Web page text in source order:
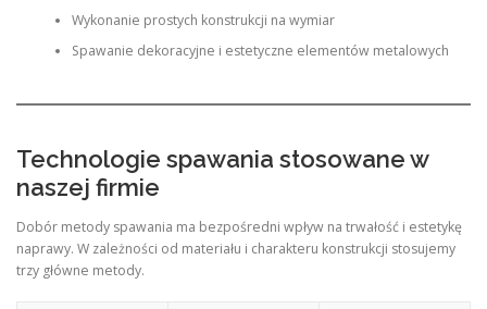
Wykonanie prostych konstrukcji na wymiar
Spawanie dekoracyjne i estetyczne elementów metalowych
Technologie spawania stosowane w
naszej firmie
Dobór metody spawania ma bezpośredni wpływ na trwałość i estetykę
naprawy. W zależności od materiału i charakteru konstrukcji stosujemy
trzy główne metody.